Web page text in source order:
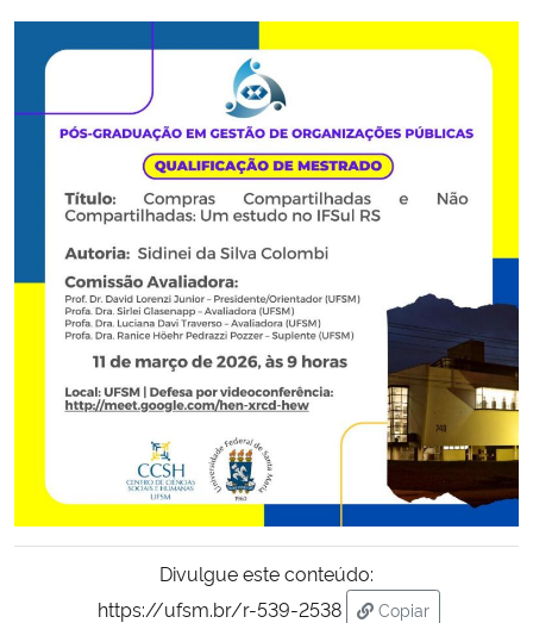
Ministério do Turismo
Ministério do Desenvolvimento Regional
Controladoria-Geral da União
Ministério da Mulher, da Família e dos Direitos Humanos
Secretaria-Geral
Secretaria de Governo
Gabinete de Segurança Institucional
Advocacia-Geral da União
Banco Central do Brasil
Divulgue este conteúdo:
https://ufsm.br/r-539-2538
Copiar